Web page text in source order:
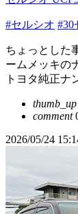
#セルシオ #30
ちょっとした
ームメッキの
トヨタ純正ナ
thumb_up
comment
2026/05/24